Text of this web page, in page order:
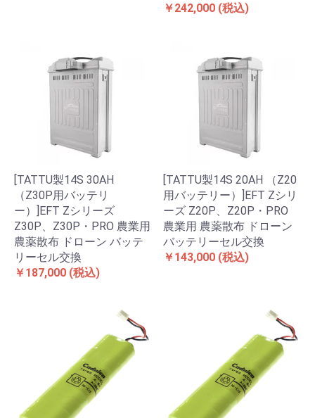
￥242,000 (税込)
[TATTU製14S 30AH
（Z30P用バッテリ
ー）]EFT Zシリーズ
Z30P、Z30P・PRO 農業用
農薬散布 ドローン バッテ
リーセル交換
￥187,000 (税込)
[TATTU製14S 20AH （Z20
用バッテリー）]EFT Zシリ
ーズ Z20P、Z20P・PRO
農業用 農薬散布 ドローン
バッテリーセル交換
￥143,000 (税込)